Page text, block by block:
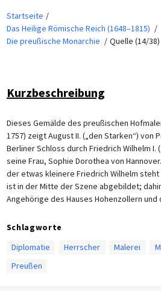
Startseite
Das Heilige Römische Reich (1648–1815)
Die preußische Monarchie
Quelle (14/38)
Kurzbeschreibung
Dieses Gemälde des preußischen
1757) zeigt August II. („den Starken“) von
Berliner Schloss durch Friedrich Wilhelm I.
seine Frau, Sophie Dorothea von
der etwas kleinere Friedrich Wilhelm
ist in der Mitte der Szene abgebildet;
Angehörige des Hauses Hohenzollern
Schlagworte
Diplomatie
Herrscher Malerei
Preußen